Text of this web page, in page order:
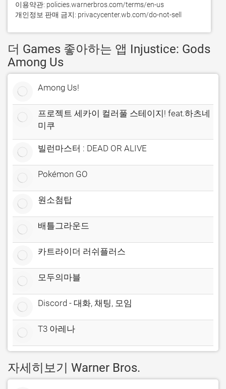
이용약관: policies.warnerbros.com/terms/en-us
개인정보 판매 금지: privacycenter.wb.com/do-not-sell
더 Games 좋아하는 앱 Injustice: Gods
Among Us
Among Us!
프로젝트 세카이 컬러풀 스테이지! feat.하츠네
미쿠
빌런마스터 : DEAD OR ALIVE
Pokémon GO
원소첨탑
배틀그라운드
카트라이더 러쉬플러스
모두의마블
Discord - 대화, 채팅, 모임
T3 아레나
자세히보기 Warner Bros.